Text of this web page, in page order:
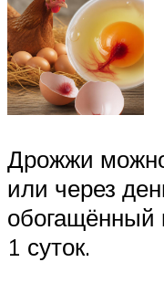
Дрожжи
или через
обогащённый
1 суток.